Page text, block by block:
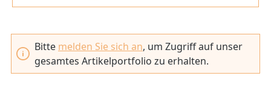
Bitte melden Sie sich an, um Zugriff auf unser
gesamtes Artikelportfolio zu erhalten.